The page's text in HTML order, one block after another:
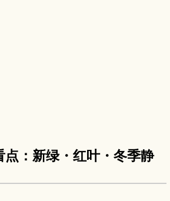
点：新绿・红叶・冬季静